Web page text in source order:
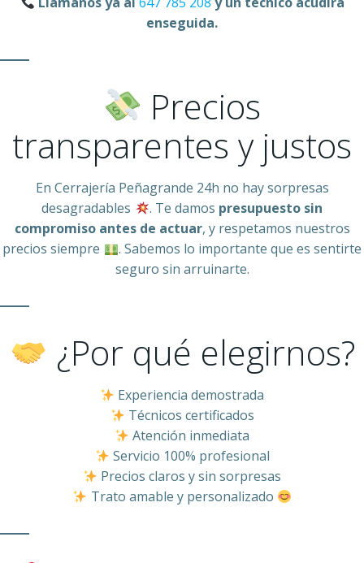
enseguida.
Precios
transparentes y justos
En Cerrajería Peñagrande 24h no hay sorpresas
desagradables
. Te damos presupuesto sin
compromiso antes de actuar, y respetamos nuestros
precios siempre
. Sabemos lo importante que es sentirte
seguro sin arruinarte.
¿Por qué elegirnos?
Experiencia demostrada
Técnicos certificados
Atención inmediata
Servicio 100% profesional
Precios claros y sin sorpresas
Trato amable y personalizado